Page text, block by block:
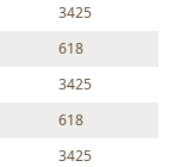
3425
618
3425
618
3425